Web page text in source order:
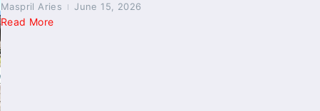
Maspril Aries June 15, 2026
Read More